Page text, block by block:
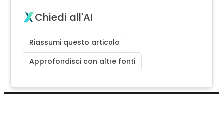
Chiedi all'AI
Riassumi questo articolo
Approfondisci con altre fonti